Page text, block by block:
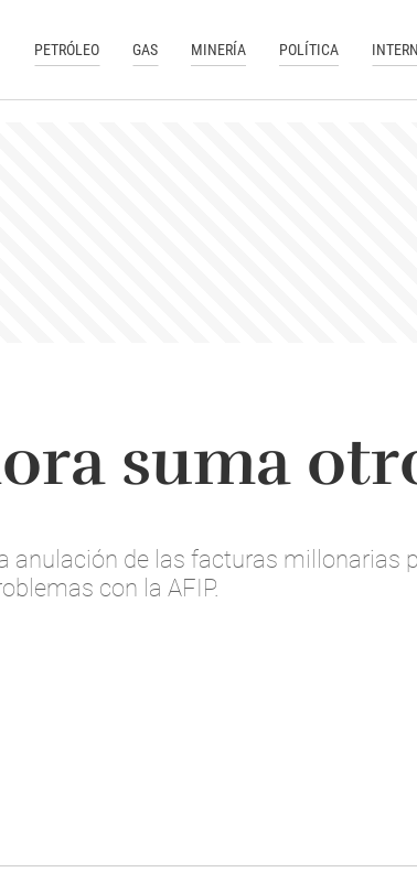
PETRÓLEO GAS MINERÍA POLÍTICA
suma
anulación de las facturas millonarias
con la AFIP.